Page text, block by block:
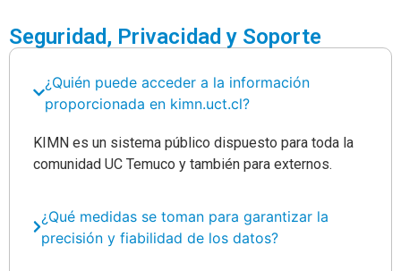
Seguridad, Privacidad y Soporte
¿Quién puede acceder a la información
proporcionada en kimn.uct.cl?
KIMN es un sistema público dispuesto para toda la
comunidad UC Temuco y también para externos.
¿Qué medidas se toman para garantizar la
precisión y fiabilidad de los datos?